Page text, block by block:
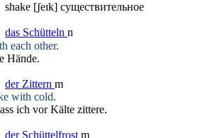
shake [ʃeɪk] существительное
das Schütteln n
each other.
Hände.
der Zittern m
with cold.
ich vor Kälte zittere.
der Schüttelfrost m